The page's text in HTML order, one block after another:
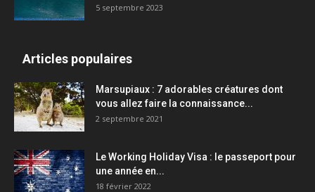
5 septembre 2023
Articles populaires
Marsupiaux : 7 adorables créatures dont
vous allez faire la connaissance...
2 septembre 2021
Le Working Holiday Visa : le passeport pour
une année en...
18 février 2022